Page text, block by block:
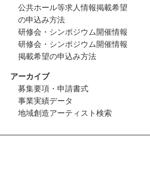
公共ホール等求人情報掲載希望
の申込み方法
研修会・シンポジウム開催情報
研修会・シンポジウム開催情報
掲載希望の申込み方法
アーカイブ
募集要項・申請書式
事業実績データ
地域創造アーティスト検索